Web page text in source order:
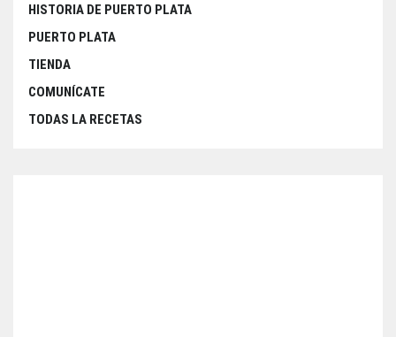
HISTORIA DE PUERTO PLATA
PUERTO PLATA
TIENDA
COMUNÍCATE
TODAS LA RECETAS